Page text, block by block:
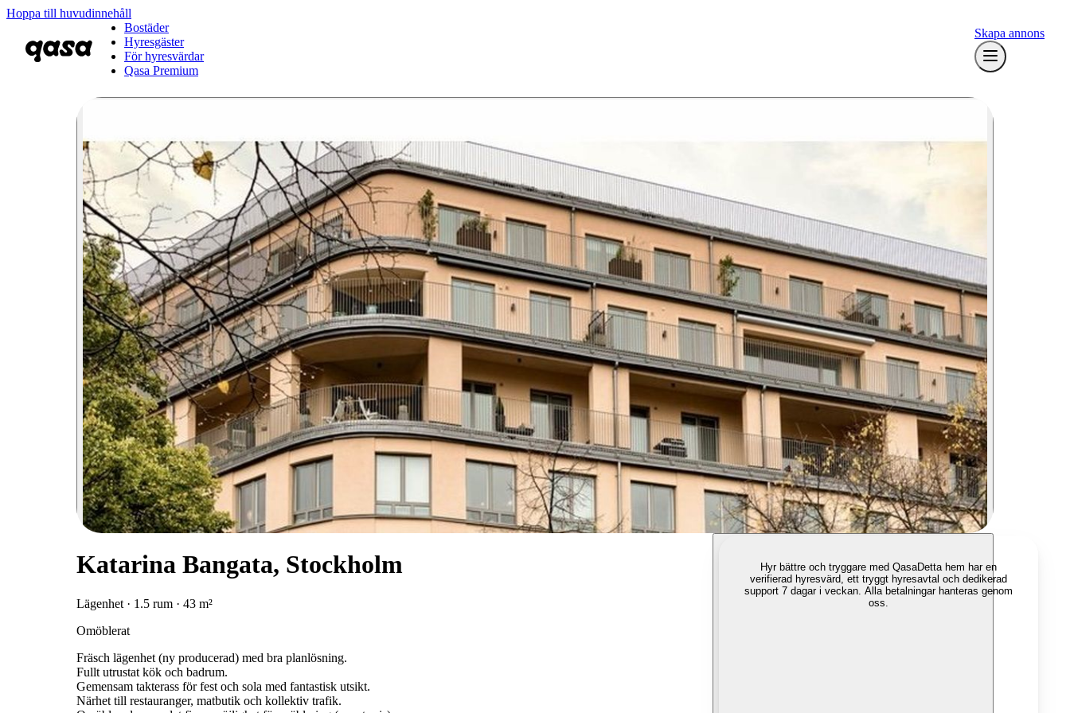
Hoppa till huvudinnehåll
Bostäder
Hyresgäster
För hyresvärdar
Qasa Premium
Skapa annons
Katarina Bangata, Stockholm
Lägenhet · 1.5 rum · 43 m²
Omöblerat
Fräsch lägenhet (ny producerad) med bra planlösning.
Fullt utrustat kök och badrum.
Gemensam takterass för fest och sola med fantastisk utsikt.
Närhet till restauranger, matbutik och kollektiv trafik.
Hyr bättre och tryggare med QasaDetta hem har en
verifierad hyresvärd, ett tryggt hyresavtal och dedikerad
support 7 dagar i veckan. Alla betalningar hanteras genom
oss.